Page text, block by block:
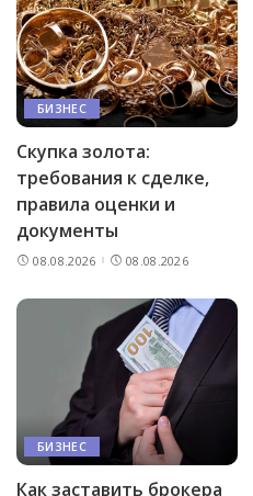
БИЗНЕС
Скупка золота:
требования к сделке,
правила оценки и
документы
08.08.2026 08.08.2026
БИЗНЕС
Как заставить брокера